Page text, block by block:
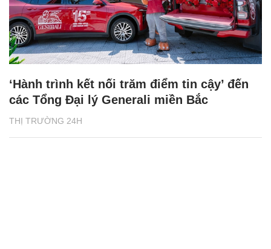
THỊ TRƯỜNG 24H
‘Hành trình kết nối trăm điểm tin cậy’ đến
các Tổng Đại lý Generali miền Bắc